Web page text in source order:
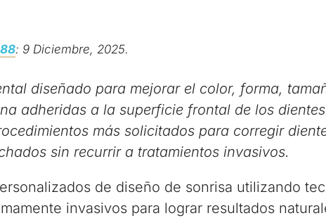
: 9 Diciembre, 2025.
diseñado para mejorar el color, forma,
adheridas a la superficie frontal de los
más solicitados para corregir
sin recurrir a tratamientos invasivos.
de diseño de sonrisa utilizando
invasivos para lograr resultados